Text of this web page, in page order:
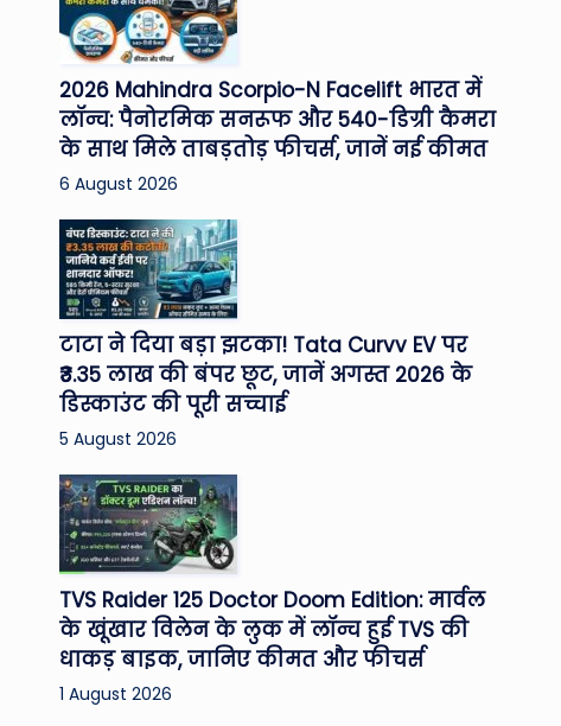
2026 Mahindra Scorpio-N Facelift भारत में
लॉन्च: पैनोरमिक सनरूफ और 540-डिग्री कैमरा
के साथ मिले ताबड़तोड़ फीचर्स, जानें नई कीमत
6 August 2026
टाटा ने दिया बड़ा झटका! Tata Curvv EV पर
₹3.35 लाख की बंपर छूट, जानें अगस्त 2026 के
डिस्काउंट की पूरी सच्चाई
5 August 2026
TVS Raider 125 Doctor Doom Edition: मार्वल
के खूंखार विलेन के लुक में लॉन्च हुई TVS की
धाकड़ बाइक, जानिए कीमत और फीचर्स
1 August 2026